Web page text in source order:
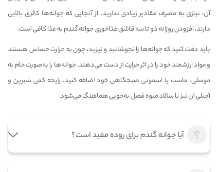
آن، نیازی به مصرف مقادیر زیادی ندارید. از آنجایی که جوانه‌ها کالری بالایی
دارند، افزودن روزانه دو تا سه قاشق غذاخوری جوانه گندم به غذا کافی است.
باید دقت کنید که جوانه‌ها را نجوشانید و نپزید، چون به حرارت حساس هستند
و مواد ارزشمند خود را در اثر حرارت از دست می‌دهند. جوانه‌ها را به‌صورت خام به
موسلی، ماست یا اسموتی صبحگاهی خود اضافه کنید. رایحه کمی شیرین و
آجیلی آن نیز با سالاد میوه فصل به‌خوبی هماهنگ می‌شود.
آیا جوانه گندم برای روده مفید است؟